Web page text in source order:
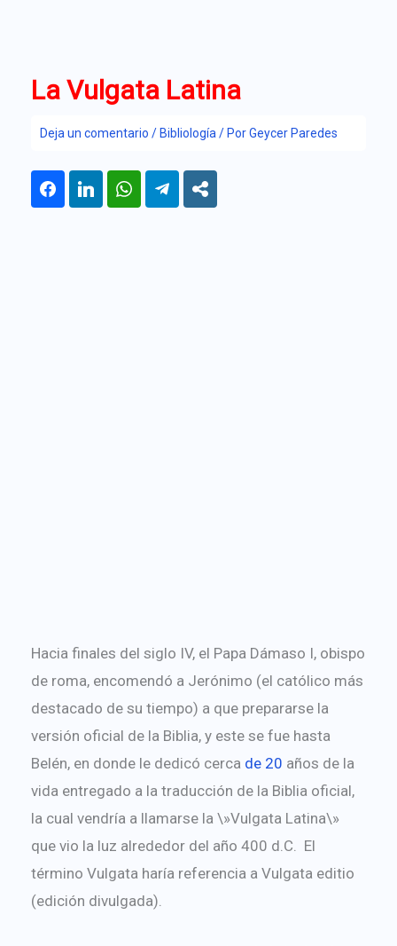
La Vulgata Latina
Deja un comentario /Bibliología / PorGeycer Paredes
Hacia finales del siglo IV, el Papa Dámaso I, obispo
de roma, encomendó a Jerónimo (el católico más
destacado de su tiempo) a que prepararse la
versión oficial de la Biblia, y este se fue hasta
Belén, en donde le dedicó cerca de 20 años de la
vida entregado a la traducción de la Biblia oficial,
la cual vendría a llamarse la \»Vulgata Latina\»
que vio la luz alrededor del año 400 d.C. El
término Vulgata haría referencia a Vulgata editio
(edición divulgada).